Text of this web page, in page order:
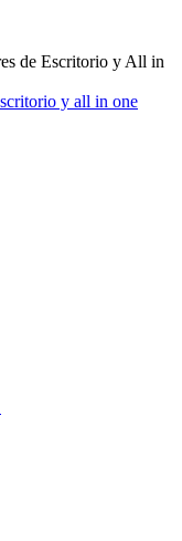
de Escritorio y All in
y all in one